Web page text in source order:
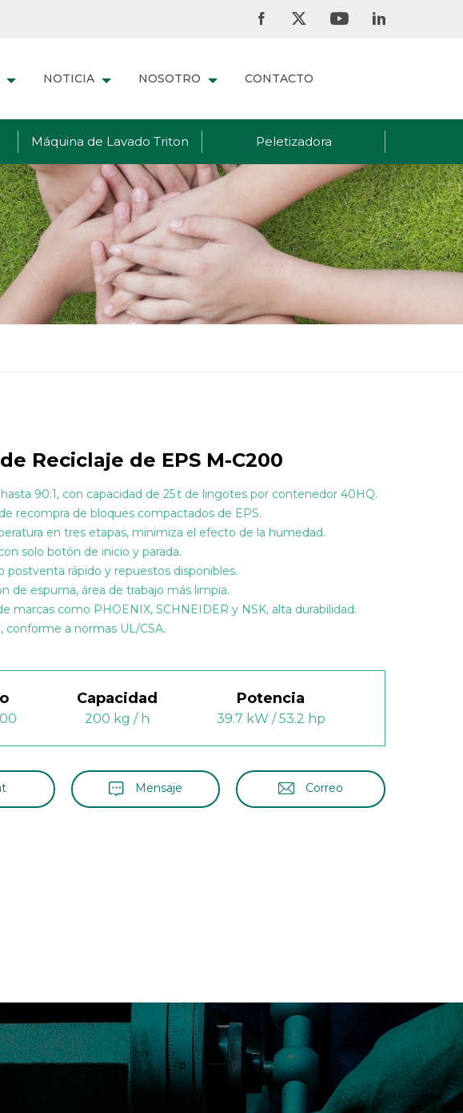
NOTICIA NOSOTRO CONTACTO
Máquina de Lavado Triton Peletizadora
Reciclaje de EPS M-C200
90:1, con capacidad de 25 t de lingotes por contenedor 40HQ.
recompra de bloques compactados de EPS.
en tres etapas, minimiza el efecto de la humedad.
solo botón de inicio y parada.
postventa rápido y repuestos disponibles.
de espuma, área de trabajo más limpia.
marcas como PHOENIX, SCHNEIDER y NSK, alta durabilidad.
conforme a normas UL/CSA.
Capacidad
200 kg / h
Potencia
39.7 kW / 53.2 hp
Mensaje Correo